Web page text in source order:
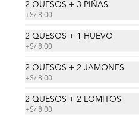
Taco de lechón
Tortilla, frijol, lechón, cremas ,
ensaladas, papas al hilo a elección.
2 QUESOS + 3 PIÑAS
+S/ 8.00
2 QUESOS + 1 HUEVO
+S/ 8.00
2 QUESOS + 2 JAMONES
+S/ 8.00
2 QUESOS + 2 LOMITOS
+S/ 8.00